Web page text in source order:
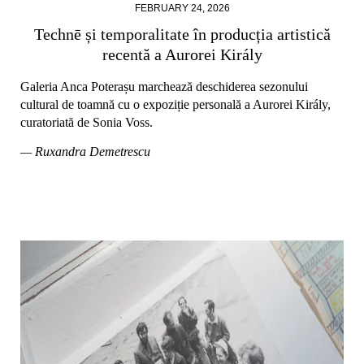
FEBRUARY 24, 2026
Technē și temporalitate în producția artistică
recentă a Aurorei Király
Galeria Anca Poterașu marchează deschiderea sezonului
cultural de toamnă cu o expoziție personală a Aurorei Király,
curatoriată de Sonia Voss.
— Ruxandra Demetrescu